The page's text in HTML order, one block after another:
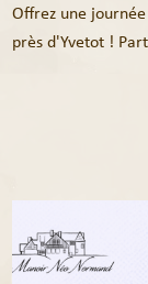
Offrez une
près d'Yvetot !